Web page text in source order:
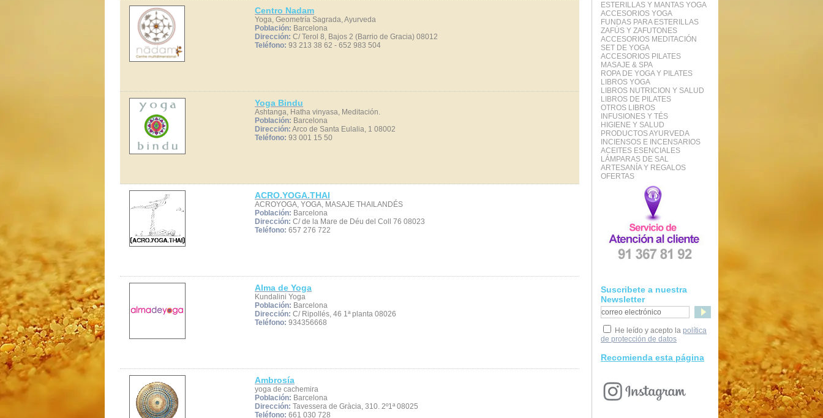
Centro Nadam
Yoga, Geometría Sagrada, Ayurveda
Población: Barcelona
Dirección: C/ Terol 8, Bajos 2 (Barrio de Gracia) 08012
Teléfono: 93 213 38 62 - 652 983 504
Yoga Bindu
Ashtanga, Hatha vinyasa, Meditación.
Población: Barcelona
Dirección: Arco de Santa Eulalia, 1 08002
Teléfono: 93 001 15 50
ACRO.YOGA.THAI
ACROYOGA, YOGA, MASAJE THAILANDÉS
Población: Barcelona
Dirección: C/ de la Mare de Déu del Coll 76 08023
Teléfono: 657 276 722
Alma de Yoga
Kundalini Yoga
Población: Barcelona
Dirección: C/ Ripollés, 46 1ª planta 08026
Teléfono: 934356668
Ambrosía
yoga de cachemira
Población: Barcelona
Dirección: Tavessera de Gràcia, 310. 2º1ª 08025
Teléfono: 661 030 728
ESTERILLAS Y MANTAS YOGA
ACCESORIOS YOGA
FUNDAS PARA ESTERILLAS
ZAFÚS Y ZAFUTONES
ACCESORIOS MEDITACIÓN
SET DE YOGA
ACCESORIOS PILATES
MASAJE & SPA
ROPA DE YOGA Y PILATES
LIBROS YOGA
LIBROS NUTRICION Y SALUD
LIBROS DE PILATES
OTROS LIBROS
INFUSIONES Y TÉS
HIGIENE Y SALUD
PRODUCTOS AYURVEDA
INCIENSOS E INCENSARIOS
ACEITES ESENCIALES
LÁMPARAS DE SAL
ARTESANÍA Y REGALOS
OFERTAS
Suscribete a nuestra
Newsletter
He leído y acepto la política
de protección de datos
Recomienda esta página